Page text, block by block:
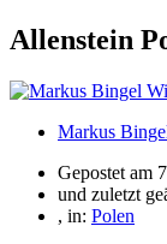
Allenstein
Markus
Gepostet am
und zuletzt
, in: Polen